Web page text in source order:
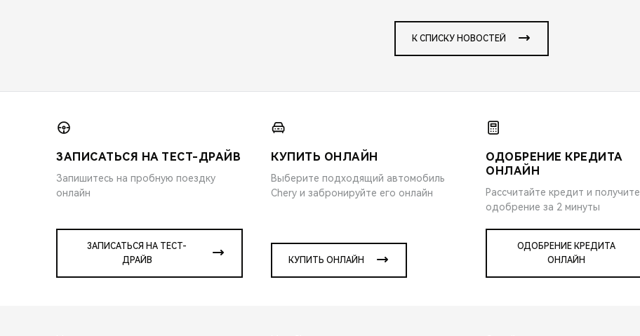
К СПИСКУ НОВОСТЕЙ
ЗАПИСАТЬСЯ НА ТЕСТ-ДРАЙВ
Запишитесь на пробную поездку
онлайн
ЗАПИСАТЬСЯ НА ТЕСТ-
ДРАЙВ
КУПИТЬ ОНЛАЙН
Выберите подходящий автомобиль
Chery и забронируйте его онлайн
КУПИТЬ ОНЛАЙН
ОДОБРЕНИЕ КРЕДИТА
ОНЛАЙН
Рассчитайте кредит и получите
одобрение за 2 минуты
ОДОБРЕНИЕ КРЕДИТА
ОНЛАЙН